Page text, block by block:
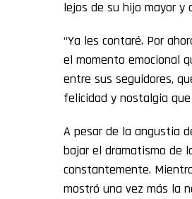
lejos de su hijo mayor y
“Ya les contaré. Por
el momento emocional
entre sus seguidores,
felicidad y nostalgia
A pesar de la angustia
bajar el dramatismo de
constantemente.
mostró una vez más la